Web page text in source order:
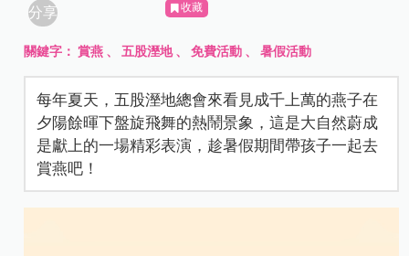
分享 收藏
關鍵字： 賞燕 、五股溼地、免費活動 、暑假活動
每年夏天，五股溼地總會來看見成千上萬的燕子在
夕陽餘暉下盤旋飛舞的熱鬧景象，這是大自然蔚成
是獻上的一場精彩表演，趁暑假期間帶孩子一起去
賞燕吧！